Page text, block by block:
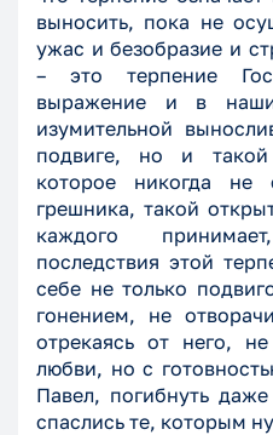
выносить, пока не
ужас и безобразие и
– это терпение
выражение и в
изумительной
подвиге, но и такой
которое никогда не
грешника, такой
каждого
последствия этой
себе не только
гонением, не
отрекаясь от него,
любви, но с
Павел, погибнуть
спаслись те, которым